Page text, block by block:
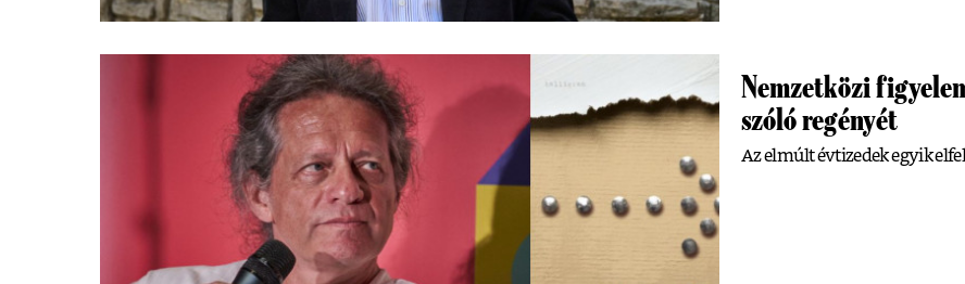
Nemzetközi
szóló regényét
Az elmúlt évtizedek egyik